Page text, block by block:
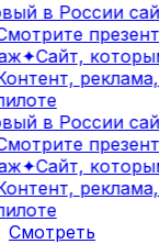
в России
✦Сайт,
в России
✦Сайт,
Смотреть